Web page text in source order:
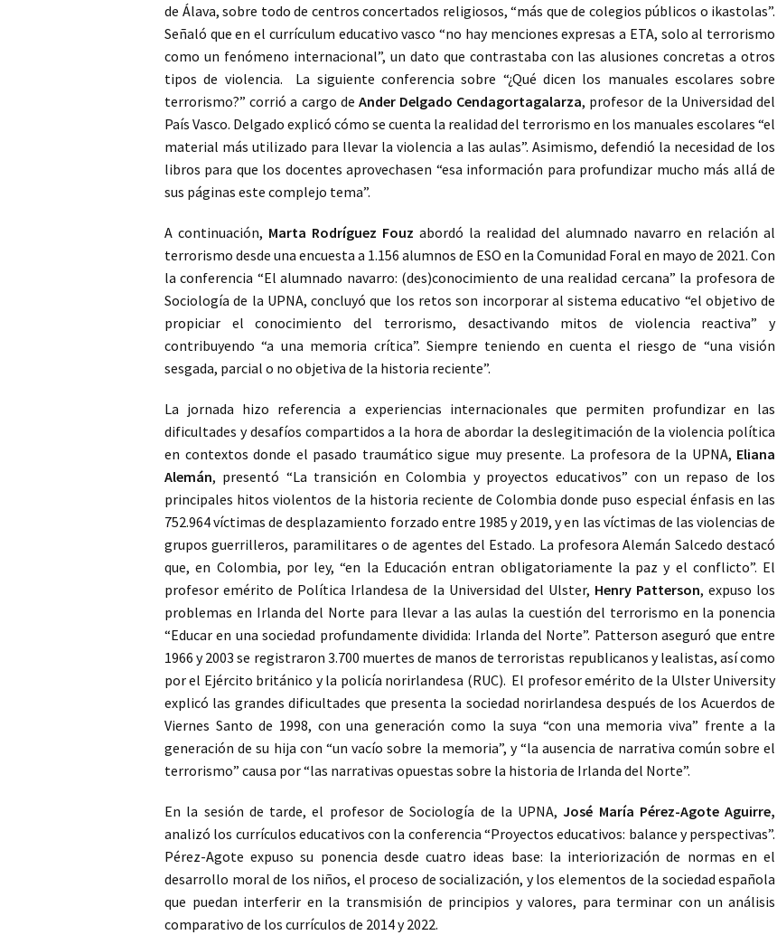
de Álava, sobre todo de centros concertados religiosos, “más que de colegios públicos o ikastolas”.
Señaló que en el currículum educativo vasco “no hay menciones expresas a ETA, solo al terrorismo
como un fenómeno internacional”, un dato que contrastaba con las alusiones concretas a otros
tipos de violencia. La siguiente conferencia sobre “¿Qué dicen los manuales escolares sobre
terrorismo?” corrió a cargo de Ander Delgado Cendagortagalarza, profesor de la Universidad del
País Vasco. Delgado explicó cómo se cuenta la realidad del terrorismo en los manuales escolares “el
material más utilizado para llevar la violencia a las aulas”. Asimismo, defendió la necesidad de los
libros para que los docentes aprovechasen “esa información para profundizar mucho más allá de
sus páginas este complejo tema”.
A continuación, Marta Rodríguez Fouz abordó la realidad del alumnado navarro en relación al
terrorismo desde una encuesta a 1.156 alumnos de ESO en la Comunidad Foral en mayo de 2021. Con
la conferencia “El alumnado navarro: (des)conocimiento de una realidad cercana” la profesora de
Sociología de la UPNA, concluyó que los retos son incorporar al sistema educativo “el objetivo de
propiciar el conocimiento del terrorismo, desactivando mitos de violencia reactiva” y
contribuyendo “a una memoria crítica”. Siempre teniendo en cuenta el riesgo de “una visión
sesgada, parcial o no objetiva de la historia reciente”.
La jornada hizo referencia a experiencias internacionales que permiten profundizar en las
dificultades y desafíos compartidos a la hora de abordar la deslegitimación de la violencia política
en contextos donde el pasado traumático sigue muy presente. La profesora de la UPNA, Eliana
Alemán, presentó “La transición en Colombia y proyectos educativos” con un repaso de los
principales hitos violentos de la historia reciente de Colombia donde puso especial énfasis en las
752.964 víctimas de desplazamiento forzado entre 1985 y 2019, y en las víctimas de las violencias de
grupos guerrilleros, paramilitares o de agentes del Estado. La profesora Alemán Salcedo destacó
que, en Colombia, por ley, “en la Educación entran obligatoriamente la paz y el conflicto”. El
profesor emérito de Política Irlandesa de la Universidad del Ulster, Henry Patterson, expuso los
problemas en Irlanda del Norte para llevar a las aulas la cuestión del terrorismo en la ponencia
“Educar en una sociedad profundamente dividida: Irlanda del Norte”. Patterson aseguró que entre
1966 y 2003 se registraron 3.700 muertes de manos de terroristas republicanos y lealistas, así como
por el Ejército británico y la policía norirlandesa (RUC). El profesor emérito de la Ulster University
explicó las grandes dificultades que presenta la sociedad norirlandesa después de los Acuerdos de
Viernes Santo de 1998, con una generación como la suya “con una memoria viva” frente a la
generación de su hija con “un vacío sobre la memoria”, y “la ausencia de narrativa común sobre el
terrorismo” causa por “las narrativas opuestas sobre la historia de Irlanda del Norte”.
En la sesión de tarde, el profesor de Sociología de la UPNA,José María Pérez-Agote Aguirre,
analizó los currículos educativos con la conferencia “Proyectos educativos: balance y perspectivas”.
Pérez-Agote expuso su ponencia desde cuatro ideas base: la interiorización de normas en el
desarrollo moral de los niños, el proceso de socialización, y los elementos de la sociedad española
que puedan interferir en la transmisión de principios y valores, para terminar con un análisis
comparativo de los currículos de 2014 y 2022.